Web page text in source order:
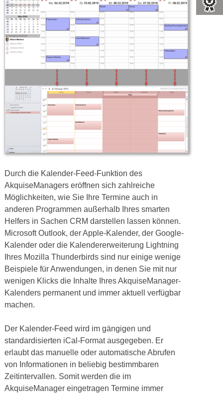
Durch die Kalender-Feed-Funktion des
AkquiseManagers eröffnen sich zahlreiche
Möglichkeiten, wie Sie Ihre Termine auch in
anderen Programmen außerhalb Ihres smarten
Helfers in Sachen CRM darstellen lassen können.
Microsoft Outlook, der Apple-Kalender, der Google-
Kalender oder die Kalendererweiterung Lightning
Ihres Mozilla Thunderbirds sind nur einige wenige
Beispiele für Anwendungen, in denen Sie mit nur
wenigen Klicks die Inhalte Ihres AkquiseManager-
Kalenders permanent und immer aktuell verfügbar
machen.
Der Kalender-Feed wird im gängigen und
standardisierten iCal-Format ausgegeben. Er
erlaubt das manuelle oder automatische Abrufen
von Informationen in beliebig bestimmbaren
Zeitintervallen. Somit werden die im
AkquiseManager eingetragen Termine immer